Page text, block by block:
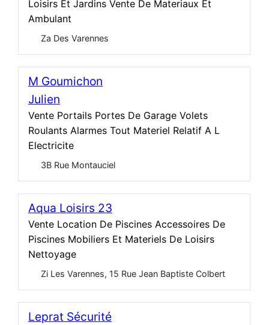
Loisirs Et Jardins Vente De Materiaux Et
Ambulant
Za Des Varennes
M Goumichon
Julien
Vente Portails Portes De Garage Volets
Roulants Alarmes Tout Materiel Relatif A L
Electricite
3B Rue Montauciel
Aqua Loisirs 23
Vente Location De Piscines Accessoires De
Piscines Mobiliers Et Materiels De Loisirs
Nettoyage
Zi Les Varennes, 15 Rue Jean Baptiste Colbert
Leprat Sécurité